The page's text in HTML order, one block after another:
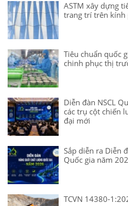
ASTM xây dựng
trang trí trên kính
Tiêu chuẩn quốc
chinh phục thị
Diễn đàn NSCL
các trụ cột chiến
đại mới
Sắp diễn ra Diễn
Quốc gia năm
TCVN 14380-